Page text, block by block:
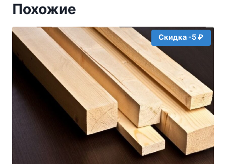
Похожие
Скидка -5 ₽